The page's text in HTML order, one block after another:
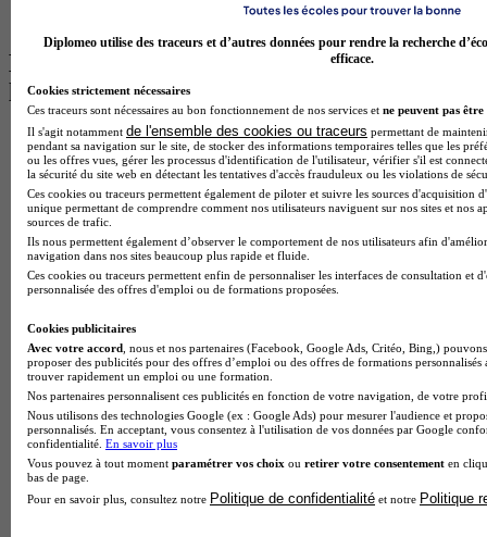
Les intitulés de diplôme par alternance
les plus recherchés
BTS Esf en alternance
BTS Dietetique en alternance
BTS Mco en alternance
BTS Pi en alternance
BTS Sp3s en alternance
Master CCA en alternance
BTS Ndrc en alternance
BTS Sam en alternance
Cap Fleuriste en alternance
MSc Marketing Digital en alternance
BTS Gpme en alternance
Cap Electricien en alternance
BTS Gpn en alternance
BTS Domotique en alternance
BAC Pro Agora en alternance
BTS Sta en alternance
BTS Iris en alternance
BTS Tpl en alternance
BTS Ati en alternance
Diplomeo utilise des traceurs et d’autres données pour rendre la recherche
efficace.
Cookies strictement nécessaires
Ces traceurs sont nécessaires au bon fonctionnement de nos services et ne peuvent pas être
Il s'agit notamment de l'ensemble des cookies ou traceurs permettant de
pendant sa navigation sur le site, de stocker des informations temporaires telles que les
ou les offres vues, gérer les processus d'identification de l'utilisateur, vérifier s'il est
la sécurité du site web en détectant les tentatives d'accès frauduleux ou les violations de
Ces cookies ou traceurs permettent également de piloter et suivre les sources d'acquisition
unique permettant de comprendre comment nos utilisateurs naviguent sur nos sites et nos
sources de trafic.
Ils nous permettent également d’observer le comportement de nos utilisateurs afin
navigation dans nos sites beaucoup plus rapide et fluide.
Ces cookies ou traceurs permettent enfin de personnaliser les interfaces de consultation et
personnalisée des offres d'emploi ou de formations proposées.
Cookies publicitaires
Avec votre accord , nous et nos partenaires (Facebook, Google Ads, Critéo, Bing,)
proposer des publicités pour des offres d’emploi ou des offres de formations
trouver rapidement un emploi ou une formation.
Nos partenaires personnalisent ces publicités en fonction de votre navigation, de votre
Nous utilisons des technologies Google (ex : Google Ads) pour mesurer l'audience et
personnalisés. En acceptant, vous consentez à l'utilisation de vos données par Google
confidentialité. En savoir plus
Vous pouvez à tout moment paramétrer vos choix ou retirer votre consentement en
bas de page.
Pour en savoir plus, consultez notre Politique de confidentialité et notre Politique